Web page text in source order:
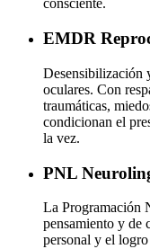
consciente.
EMDR
Desensibilización
oculares. Con
traumáticas,
condicionan el
la vez.
PNL
La Programación
pensamiento y de
personal y el logro